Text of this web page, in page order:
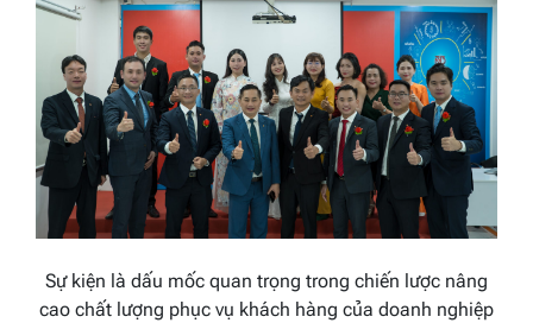
Sự kiện là dấu mốc quan trọng trong chiến lược nâng
cao chất lượng phục vụ khách hàng của doanh nghiệp